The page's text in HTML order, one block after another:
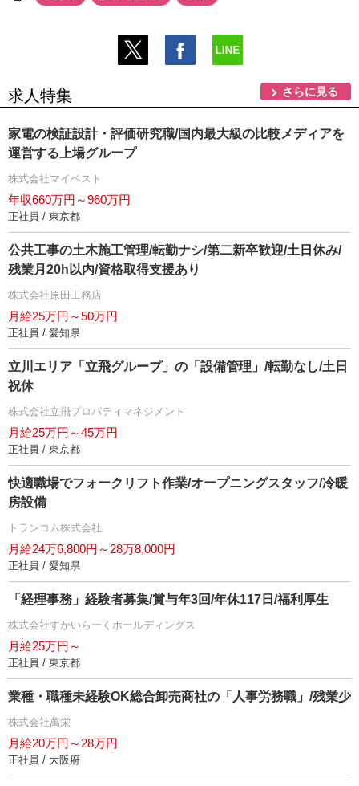
求人特集 さらに見る
家電の検証設計・評価研究職/国内最大級の比較メディアを
運営する上場グループ
株式会社マイベスト
年収660万円～960万円
正社員 / 東京都
公共工事の土木施工管理/転勤ナシ/第二新卒歓迎/土日休み/
残業月20h以内/資格取得支援あり
株式会社原田工務店
月給25万円～50万円
正社員 / 愛知県
立川エリア「立飛グループ」の「設備管理」/転勤なし/土日
祝休
株式会社立飛プロパティマネジメント
月給25万円～45万円
正社員 / 東京都
快適職場でフォークリフト作業/オープニングスタッフ/冷暖
房設備
トランコム株式会社
月給24万6,800円～28万8,000円
正社員 / 愛知県
「経理事務」経験者募集/賞与年3回/年休117日/福利厚生
株式会社すかいらーくホールディングス
月給25万円～
正社員 / 東京都
業種・職種未経験OK総合卸売商社の「人事労務職」/残業少
株式会社萬栄
月給20万円～28万円
正社員 / 大阪府